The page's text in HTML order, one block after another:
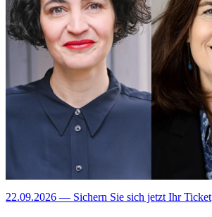
22.09.2026 — Sichern Sie sich jetzt Ihr Ticket